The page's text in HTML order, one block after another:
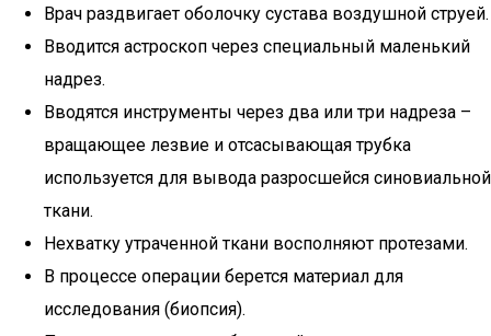
Врач раздвигает оболочку сустава воздушной струей.
Вводится астроскоп через специальный маленький
надрез.
Вводятся инструменты через два или три надреза –
вращающее лезвие и отсасывающая трубка
используется для вывода разросшейся синовиальной
ткани.
Нехватку утраченной ткани восполняют протезами.
В процессе операции берется материал для
исследования (биопсия).